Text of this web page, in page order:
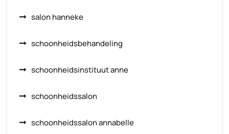
salon hanneke
schoonheidsbehandeling
schoonheidsinstituut anne
schoonheidssalon
schoonheidssalon annabelle